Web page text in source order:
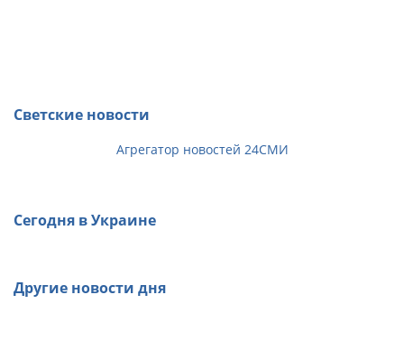
Светские новости
Агрегатор новостей 24СМИ
Сегодня в Украине
Другие новости дня